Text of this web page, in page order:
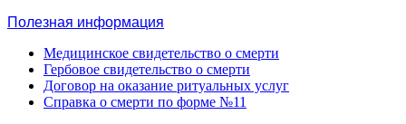
Полезная информация
Медицинское свидетельство о смерти
Гербовое свидетельство о смерти
Договор на оказание ритуальных услуг
Справка о смерти по форме №11